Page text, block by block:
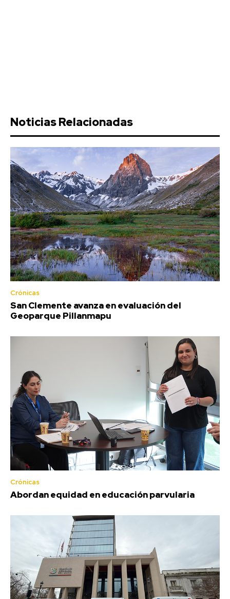
Noticias Relacionadas
Crónicas
San Clemente avanza en evaluación del
Geoparque Pillanmapu
Crónicas
Abordan equidad en educación parvularia